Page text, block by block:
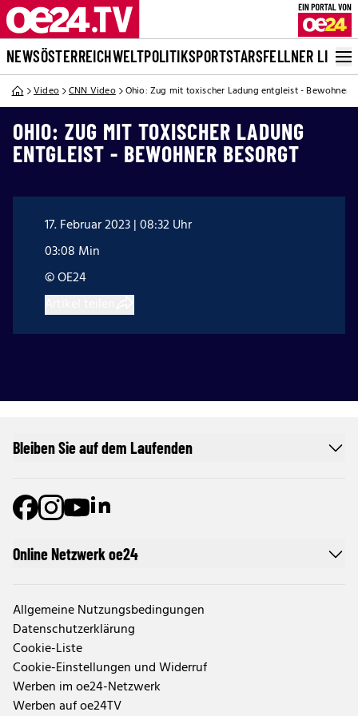
NEWSÖSTERREICHWELTPOLITIKSPORTSTARSFELLNER LIVE
Video CNN Video Ohio: Zug mit toxischer Ladung entgleist - Bewohner
OHIO: ZUG MIT TOXISCHER LADUNG
ENTGLEIST - BEWOHNER BESORGT
17. Februar 2023 | 08:32 Uhr
03:08 Min
© OE24
Online Netzwerk oe24
Allgemeine Nutzungsbedingungen
Datenschutzerklärung
Cookie-Liste
Cookie-Einstellungen und Widerruf
Werben im oe24-Netzwerk
Werben auf oe24TV
Bleiben Sie auf dem Laufenden